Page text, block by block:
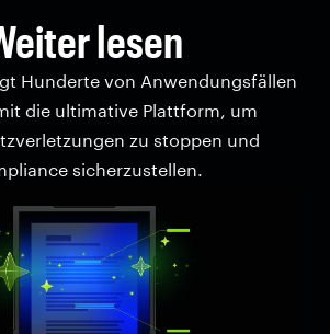
lesen
Hunderte von Anwendungsfällen
die ultimative Plattform, um
zu stoppen und
sicherzustellen.